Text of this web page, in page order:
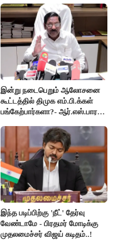
இன்று நடைபெறும் ஆலோசனை
கூட்டத்தில் திமுக எம்.பி.க்கள்
பங்கேற்பார்களா?- ஆர்.எஸ்.பாரதி
இந்த படிப்பிற்கு 'நீட்' தேர்வு
வேண்டாமே - பிரதமர் மோடிக்கு
முதலமைச்சர் விஜய் கடிதம்..!